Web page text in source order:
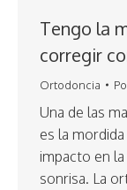
Tengo la
corregir
Ortodoncia
Una de las
es la
impacto en
sonrisa. La